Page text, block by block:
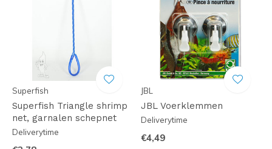
Superfish
Superfish Triangle shrimp
net, garnalen schepnet
Deliverytime
JBL
JBL Voerklemmen
Deliverytime
€4,49